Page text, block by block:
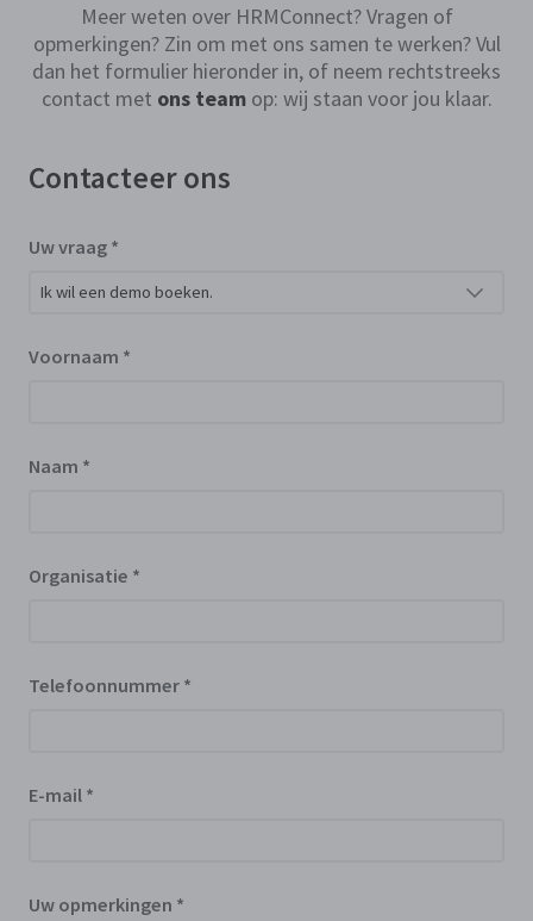
Meer weten over HRMConnect? Vragen of
opmerkingen? Zin om met ons samen te werken? Vul
dan het formulier hieronder in, of neem rechtstreeks
contact met ons teamop: wij staan voor jou klaar.
Contacteer ons
Uw vraag *
Voornaam *
Naam *
Organisatie *
Telefoonnummer *
E-mail *
Uw opmerkingen *